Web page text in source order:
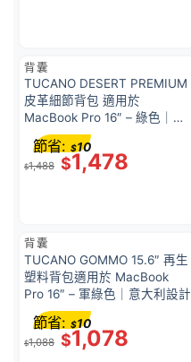
背囊
TUCANO DESERT PREMIUM
皮革細節背包 適用於
MacBook Pro 16″ – 綠色｜意
大利設計
$1,488 $1,478
節省: $10
背囊
TUCANO GOMMO 15.6″ 再生
塑料背包適用於 MacBook
Pro 16″ – 軍綠色｜意大利設計
$1,088 $1,078
節省: $10